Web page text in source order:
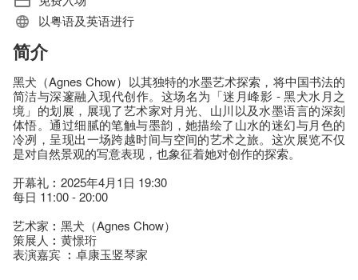
以粤语及英语进行
简介
黑犬（Agnes Chow）以其独特的水墨艺术探索，将中国书法的
简洁与深邃融入现代创作。这场名为「迷月峰影 - 黑犬水月之
境」的划展，展现了艺术家对月光、山川以及水墨语言的深刻
体悟。通过细腻的笔触与墨韵，她描绘了山水的迷幻与月色的
冷冽，呈现出一场跨越时间与空间的艺术之旅。这次展览不仅
是对自然景观的写意表现，也象征着她对创作的探索。
开幕礼︰2025年4月1日 19:30
每日 11:00 - 20:00
艺术家︰黑犬（Agnes Chow）
策展人︰黄憬珩
表演嘉宾 ︰卓康玉竖琴家